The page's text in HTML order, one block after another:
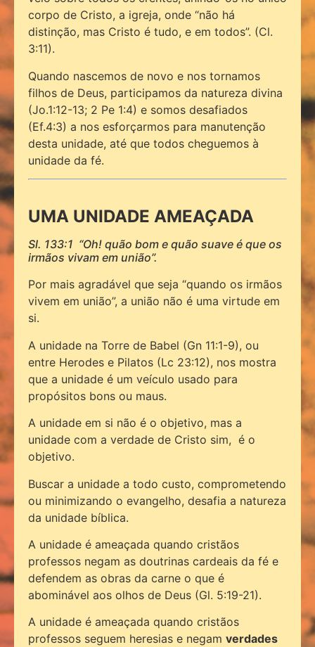
corpo de Cristo, a igreja, onde “não há
distinção, mas Cristo é tudo, e em todos”. (Cl.
3:11).
Quando nascemos de novo e nos tornamos
filhos de Deus, participamos da natureza divina
(Jo.1:12-13; 2 Pe 1:4) e somos desafiados
(Ef.4:3) a nos esforçarmos para manutenção
desta unidade, até que todos cheguemos à
unidade da fé.
UMA UNIDADE AMEAÇADA
Sl. 133:1 “Oh! quão bom e quão suave é que os
irmãos vivam em união”.
Por mais agradável que seja “quando os irmãos
vivem em união”, a união não é uma virtude em
si.
A unidade na Torre de Babel (Gn 11:1-9), ou
entre Herodes e Pilatos (Lc 23:12), nos mostra
que a unidade é um veículo usado para
propósitos bons ou maus.
A unidade em si não é o objetivo, mas a
unidade com a verdade de Cristo sim, é o
objetivo.
Buscar a unidade a todo custo, comprometendo
ou minimizando o evangelho, desafia a natureza
da unidade bíblica.
A unidade é ameaçada quando cristãos
professos negam as doutrinas cardeais da fé e
defendem as obras da carne o que é
abominável aos olhos de Deus (Gl. 5:19-21).
A unidade é ameaçada quando cristãos
professos seguem heresias e negam verdades